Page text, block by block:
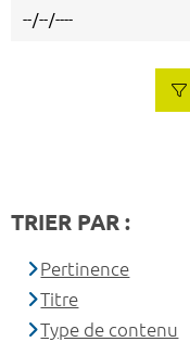
TRIER PAR :
Pertinence
Titre
Type de contenu